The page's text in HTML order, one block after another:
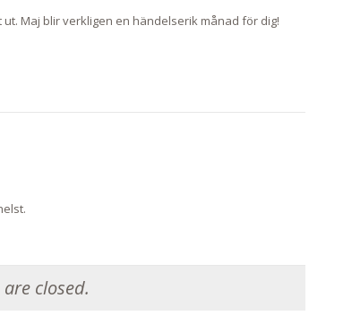
Maj blir verkligen en händelserik månad för dig!
closed.